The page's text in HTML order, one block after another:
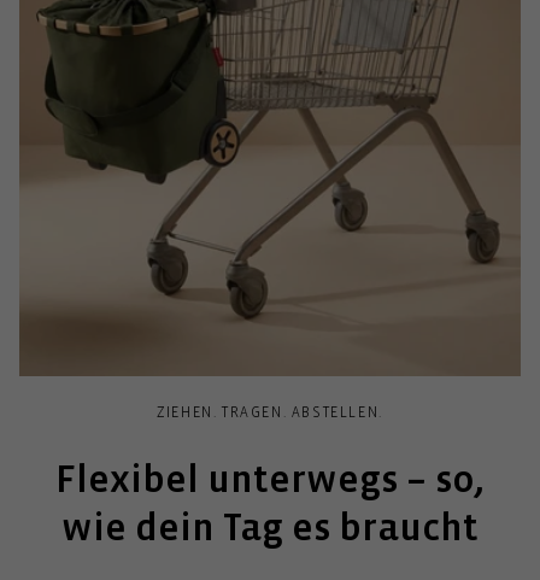
ZIEHEN. TRAGEN. ABSTELLEN.
Flexibel unterwegs – so,
wie dein Tag es braucht